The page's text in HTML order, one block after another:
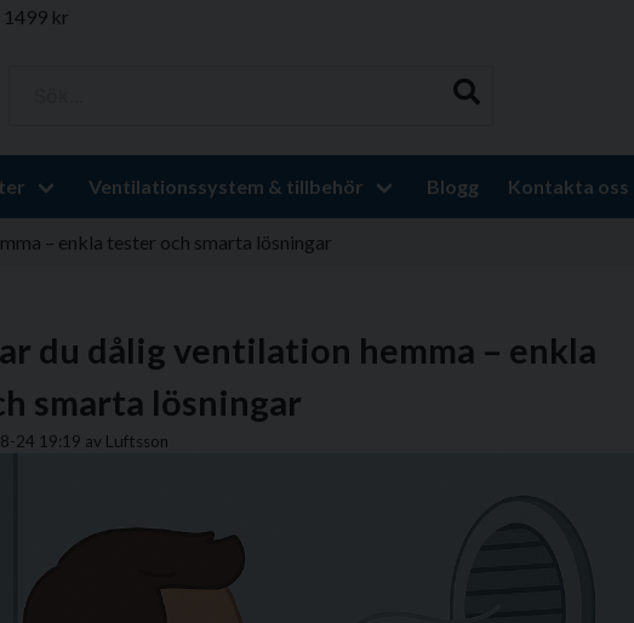
kr
Ventilationssystem & tillbehör Blogg Kontakta oss
– enkla tester och smarta lösningar
du dålig ventilation hemma – enkla
smarta lösningar
24 19:19 av Luftsson